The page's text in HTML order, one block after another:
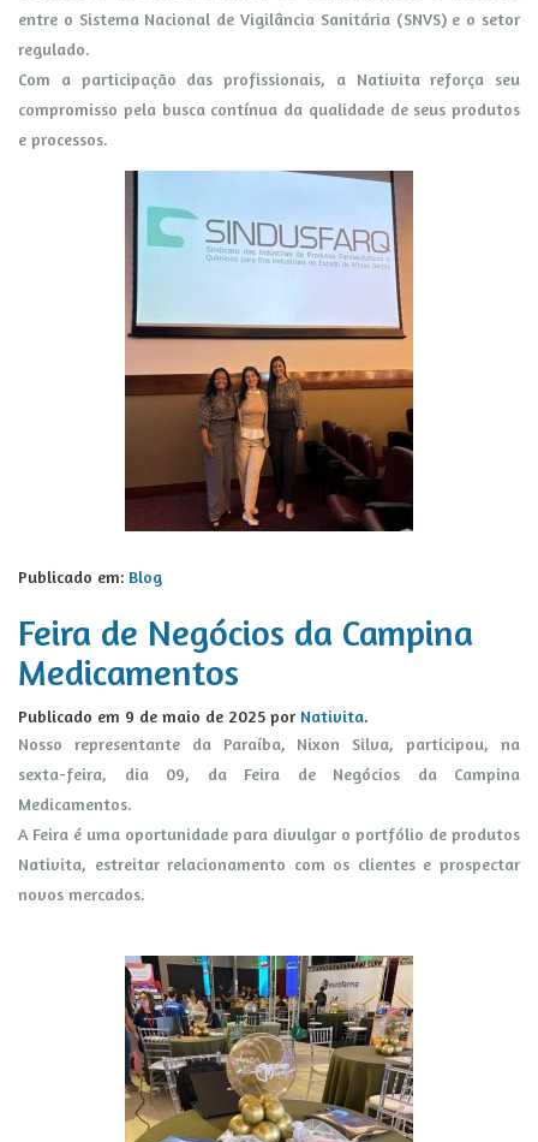
entre o Sistema Nacional de Vigilância Sanitária (SNVS) e o setor
regulado.
Com a participação das profissionais, a Nativita reforça seu
compromisso pela busca contínua da qualidade de seus produtos
e processos.
Publicado em: Blog
Feira de Negócios da Campina
Medicamentos
Publicado em 9 de maio de 2025 por Nativita.
Nosso representante da Paraíba, Nixon Silva, participou, na
sexta-feira, dia 09, da Feira de Negócios da Campina
Medicamentos.
A Feira é uma oportunidade para divulgar o portfólio de produtos
Nativita, estreitar relacionamento com os clientes e prospectar
novos mercados.